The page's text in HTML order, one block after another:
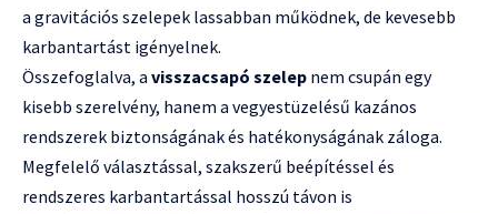
a gravitációs szelepek lassabban működnek, de kevesebb
karbantartást igényelnek.
Összefoglalva, a visszacsapó szelep nem csupán egy
kisebb szerelvény, hanem a vegyestüzelésű kazános
rendszerek biztonságának és hatékonyságának záloga.
Megfelelő választással, szakszerű beépítéssel és
rendszeres karbantartással hosszú távon is